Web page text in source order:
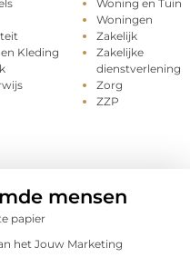
Kleding
Woning en Tuin
Woningen
Zakelijk
Zakelijke
dienstverlening
Zorg
ZZP
mensen
papier
het Jouw Marketing